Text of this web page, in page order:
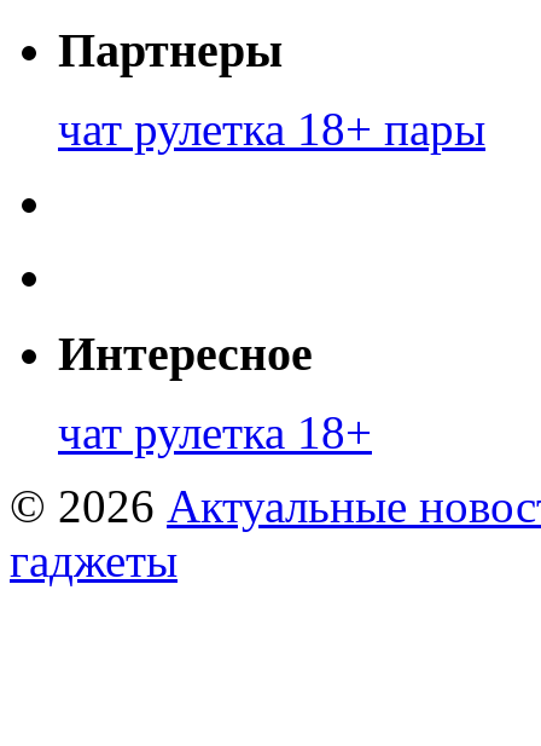
Партнеры
чат рулетка 18+ пары
Интересное
чат рулетка 18+
© 2026 Актуальные
гаджеты